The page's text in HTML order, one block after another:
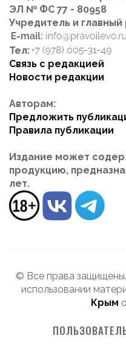
ЭЛ № ФС 77 - 80958
Учредитель и
Тел:
Связь с редакцией
Новости редакции
Авторам:
Предложить
Правила публикации
Издание может
продукцию,
лет.
© Все права
использовании
Крым